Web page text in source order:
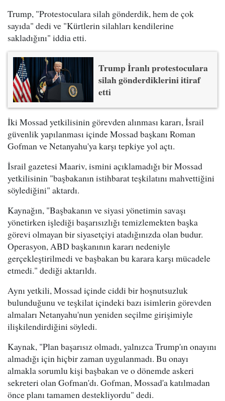
Trump, "Protestoculara silah gönderdik, hem de çok
sayıda" dedi ve "Kürtlerin silahları kendilerine
sakladığını" iddia etti.
Trump İranlı protestoculara
silah gönderdiklerini itiraf
etti
İki Mossad yetkilisinin görevden alınması kararı, İsrail
güvenlik yapılanması içinde Mossad başkanı Roman
Gofman ve Netanyahu'ya karşı tepkiye yol açtı.
İsrail gazetesi Maariv, ismini açıklamadığı bir Mossad
yetkilisinin "başbakanın istihbarat teşkilatını mahvettiğini
söylediğini" aktardı.
Kaynağın, "Başbakanın ve siyasi yönetimin savaşı
yönetirken işlediği başarısızlığı temizlemekten başka
görevi olmayan bir siyasetçiyi atadığınızda olan budur.
Operasyon, ABD başkanının kararı nedeniyle
gerçekleştirilmedi ve başbakan bu karara karşı mücadele
etmedi." dediği aktarıldı.
Aynı yetkili, Mossad içinde ciddi bir hoşnutsuzluk
bulunduğunu ve teşkilat içindeki bazı isimlerin görevden
almaları Netanyahu'nun yeniden seçilme girişimiyle
ilişkilendirdiğini söyledi.
Kaynak, "Plan başarısız olmadı, yalnızca Trump'ın onayını
almadığı için hiçbir zaman uygulanmadı. Bu onayı
almakla sorumlu kişi başbakan ve o dönemde askeri
sekreteri olan Gofman'dı. Gofman, Mossad'a katılmadan
önce planı tamamen destekliyordu" dedi.